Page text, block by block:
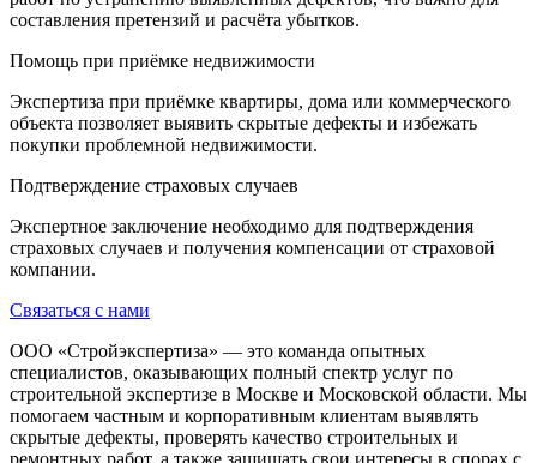
составления претензий и расчёта убытков.
Помощь при приёмке недвижимости
Экспертиза при приёмке квартиры, дома или коммерческого
объекта позволяет выявить скрытые дефекты и избежать
покупки проблемной недвижимости.
Подтверждение страховых случаев
Экспертное заключение необходимо для подтверждения
страховых случаев и получения компенсации от страховой
компании.
Связаться с нами
ООО «Стройэкспертиза» — это команда опытных
специалистов, оказывающих полный спектр услуг по
строительной экспертизе в Москве и Московской области. Мы
помогаем частным и корпоративным клиентам выявлять
скрытые дефекты, проверять качество строительных и
ремонтных работ, а также защищать свои интересы в спорах с